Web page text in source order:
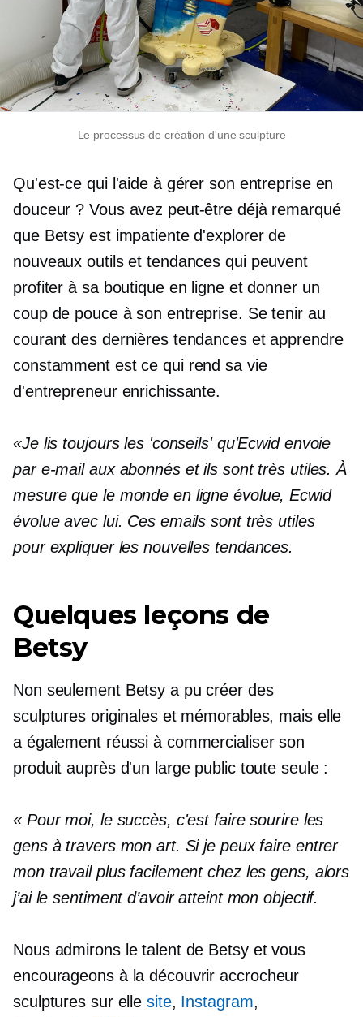
Le processus de création d'une sculpture
Qu'est-ce qui l'aide à gérer son entreprise en
douceur ? Vous avez peut-être déjà remarqué
que Betsy est impatiente d'explorer de
nouveaux outils et tendances qui peuvent
profiter à sa boutique en ligne et donner un
coup de pouce à son entreprise. Se tenir au
courant des dernières tendances et apprendre
constamment est ce qui rend sa vie
d'entrepreneur enrichissante.
«Je lis toujours les 'conseils' qu'Ecwid envoie
par e-mail aux abonnés et ils sont très utiles. À
mesure que le monde en ligne évolue, Ecwid
évolue avec lui. Ces emails sont très utiles
pour expliquer les nouvelles tendances.
Quelques leçons de
Betsy
Non seulement Betsy a pu créer des
sculptures originales et mémorables, mais elle
a également réussi à commercialiser son
produit auprès d'un large public toute seule :
« Pour moi, le succès, c'est faire sourire les
gens à travers mon art. Si je peux faire entrer
mon travail plus facilement chez les gens, alors
j’ai le sentiment d’avoir atteint mon objectif.
Nous admirons le talent de Betsy et vous
encourageons à la découvriraccrocheur
sculptures sur elle site, Instagram,